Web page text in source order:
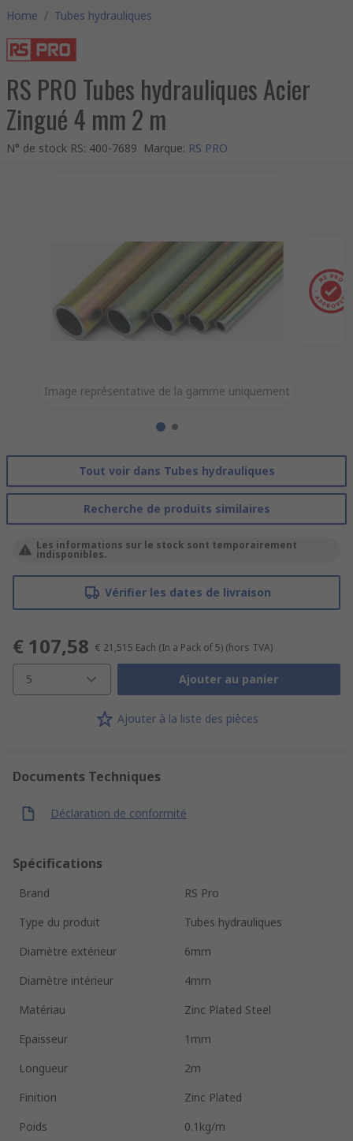
Home / Tubes hydrauliques
RS PRO Tubes hydrauliques Acier
Zingué 4 mm 2 m
N° de stock RS: 400-7689 Marque: RS PRO
Image représentative de la gamme uniquement
Image représentative de la gamme uniquement
Tout voir dans Tubes hydrauliques
Recherche de produits similaires
Les informations sur le stock sont temporairement
indisponibles.
Vérifier les dates de livraison
€ 107,58 € 21,515 Each (In a Pack of 5) (hors TVA)
5 Ajouter au panier
Ajouter à la liste des pièces
Documents Techniques
Déclaration de conformité
Spécifications
Brand
RS Pro
Type du produit
Tubes hydrauliques
Diamètre extérieur
6mm
Diamètre intérieur
4mm
Matériau
Zinc Plated Steel
Epaisseur
1mm
Longueur
2m
Finition
Zinc Plated
Poids
0.1kg/m